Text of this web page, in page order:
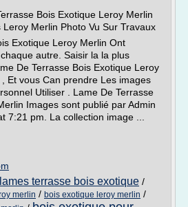
Bois Exotique Leroy Merlin
Merlin Photo Vu Sur Travaux
Exotique Leroy Merlin Ont
autre. Saisir la la plus
De Terrasse Bois Exotique Leroy
Et vous Can prendre Les images
Utiliser . Lame De Terrasse
Images sont publié par Admin
7:21 pm. La collection image ...
terrasse bois exotique /
merlin / bois exotique leroy merlin /